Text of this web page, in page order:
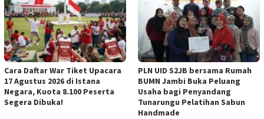
Cara Daftar War Tiket Upacara
17 Agustus 2026 di Istana
Negara, Kuota 8.100 Peserta
Segera Dibuka!
PLN UID S2JB bersama Rumah
BUMN Jambi Buka Peluang
Usaha bagi Penyandang
Tunarungu Pelatihan Sabun
Handmade